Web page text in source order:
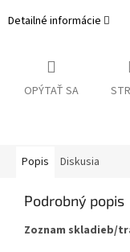
Detailné informácie
OPÝTAŤ SA
Popis Diskusia
Podrobný popis
Zoznam skladieb/